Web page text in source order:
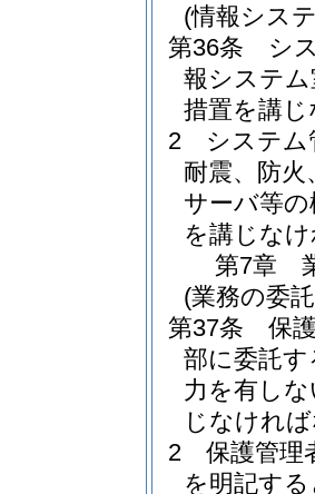
(情報シス
第36条
シ
報システ
措置を講
2
システム
耐震、防
サーバ等
を講じな
第7章
(業務の委
第37条
保
部に委託
力を有し
じなけれ
2
保護管理
を明記す